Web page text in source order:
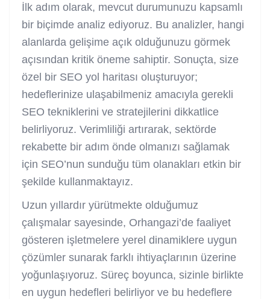
İlk adım olarak, mevcut durumunuzu kapsamlı
bir biçimde analiz ediyoruz. Bu analizler, hangi
alanlarda gelişime açık olduğunuzu görmek
açısından kritik öneme sahiptir. Sonuçta, size
özel bir SEO yol haritası oluşturuyor;
hedeflerinize ulaşabilmeniz amacıyla gerekli
SEO tekniklerini ve stratejilerini dikkatlice
belirliyoruz. Verimliliği artırarak, sektörde
rekabette bir adım önde olmanızı sağlamak
için SEO’nun sunduğu tüm olanakları etkin bir
şekilde kullanmaktayız.
Uzun yıllardır yürütmekte olduğumuz
çalışmalar sayesinde, Orhangazi’de faaliyet
gösteren işletmelere yerel dinamiklere uygun
çözümler sunarak farklı ihtiyaçlarının üzerine
yoğunlaşıyoruz. Süreç boyunca, sizinle birlikte
en uygun hedefleri belirliyor ve bu hedeflere